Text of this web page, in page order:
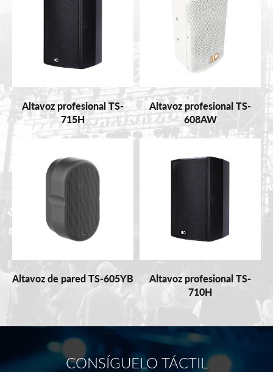
Altavoz profesional TS-
715H
Altavoz profesional TS-
608AW
Altavoz de pared TS-605YB
Altavoz profesional TS-
710H
CONSÍGUELO TÁCTIL